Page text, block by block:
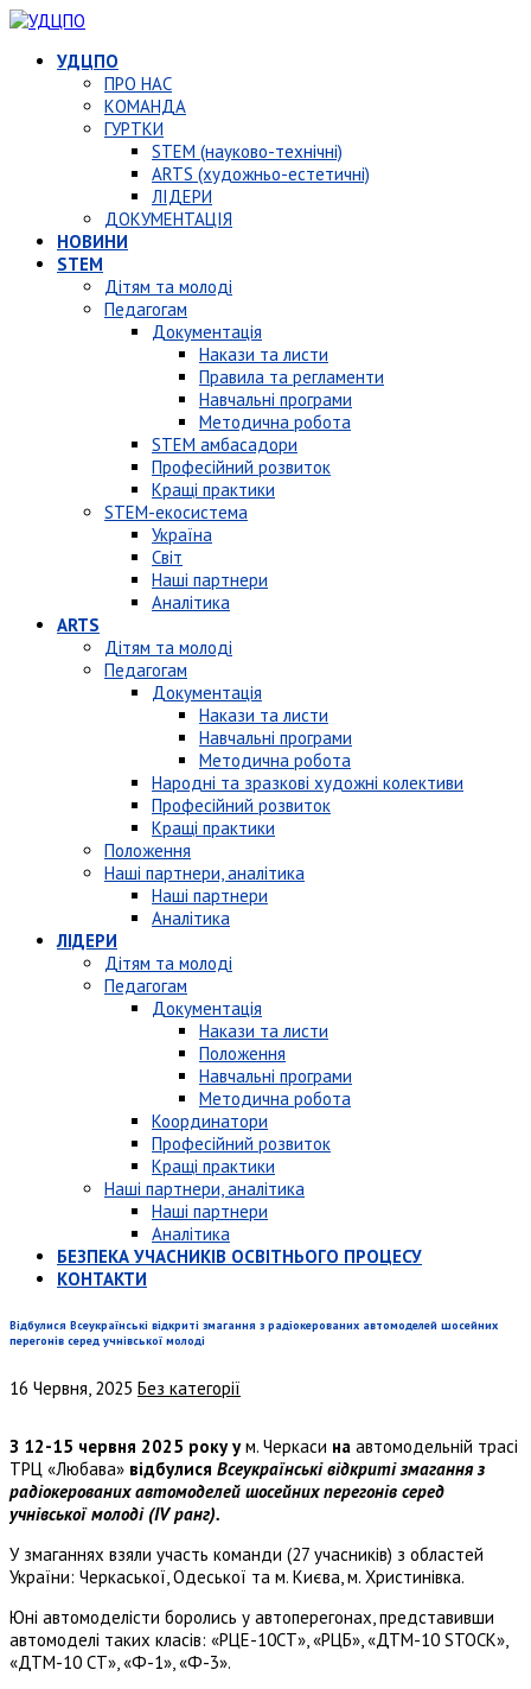
УДЦПО
ПРО НАС
КОМАНДА
ГУРТКИ
STEM (науково-технічні)
ARTS (художньо-естетичні)
ЛІДЕРИ
ДОКУМЕНТАЦІЯ
НОВИНИ
STEM
Дітям та молоді
Педагогам
Документація
Накази та листи
Правила та регламенти
Навчальні програми
Методична робота
STEM амбасадори
Професійний розвиток
Кращі практики
STEM-екосистема
Україна
Світ
Наші партнери
Аналітика
ARTS
Дітям та молоді
Педагогам
Документація
Накази та листи
Навчальні програми
Методична робота
Народні та зразкові художні колективи
Професійний розвиток
Кращі практики
Положення
Наші партнери, аналітика
Наші партнери
Аналітика
ЛІДЕРИ
Дітям та молоді
Педагогам
Документація
Накази та листи
Положення
Навчальні програми
Методична робота
Координатори
Професійний розвиток
Кращі практики
Наші партнери, аналітика
Наші партнери
Аналітика
БЕЗПЕКА УЧАСНИКІВ ОСВІТНЬОГО ПРОЦЕСУ
КОНТАКТИ
Відбулися Всеукраїнські відкриті змагання з радіокерованих автомоделей шосейних
перегонів серед учнівської молоді
16 Червня, 2025 Без категорії
З 12-15 червня 2025 року ум. Черкаси на автомодельній трасі
ТРЦ «Любава» відбулися Всеукраїнські відкриті змагання з
радіокерованих автомоделей шосейних перегонів серед
учнівської молоді (ІVранг).
У змаганнях взяли участь команди (27 учасників) з областей
України: Черкаської, Одеської та м. Києва, м. Христинівка.
Юні автомоделісти боролись у автоперегонах, представивши
автомоделі таких класів: «РЦЕ-10СТ», «РЦБ», «ДТМ-10 STOCK»,
«ДТМ-10 СТ», «Ф-1», «Ф-3».